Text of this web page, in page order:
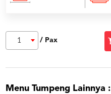
1 / Pax
Menu Tumpeng Lainnya :